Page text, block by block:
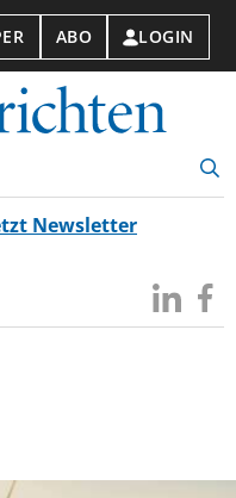
ABO LOGIN
Newsletter
Besuchen
Sie
Sie